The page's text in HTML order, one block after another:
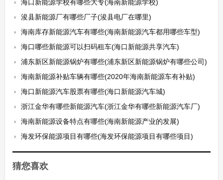
海口新能源学校有哪些大专(海南新能源学校)
浚县新能源厂有哪些厂子(浚县电厂在哪里)
海南库存新能源汽车有哪些(海南新能源汽车都用哪些车型)
海口哪些新能源可以扫码租车(海口新能源共享汽车)
浦东新区新能源锅炉有哪些(浦东新区新能源锅炉有哪些公司)
海南新能源补贴车辆有哪些(2020年海南新能源车有补贴)
海口新能源汽车股票有哪些(海口新能源汽车城)
浙江金华有哪些新能源汽车(浙江金华有哪些新能源汽车厂)
海南新能源设备特点有哪些(海南新能源产业的发展)
海发环保能源项目有哪些(海发环保能源项目有哪些项目)
猜您喜欢